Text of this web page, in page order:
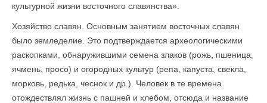
культурной жизни восточного славянства».
Хозяйство славян. Основным занятием восточных славян
было земледелие. Это подтверждается археологическими
раскопками, обнаружившими семена злаков (рожь, пшеница,
ячмень, просо) и огородных культур (репа, капуста, свекла,
морковь, редька, чеснок и др.). Человек в те времена
отождествлял жизнь с пашней и хлебом, отсюда и название